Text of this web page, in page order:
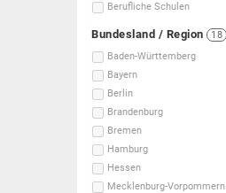
Berufliche Schulen
Bundesland / Region
18
Baden-Württemberg
Bayern
Berlin
Brandenburg
Bremen
Hamburg
Hessen
Mecklenburg-Vorpommern